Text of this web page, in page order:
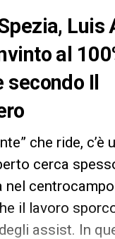
Luis
al
secondo Il
che ride, c’è
cerca
nel
il lavoro
assist. In